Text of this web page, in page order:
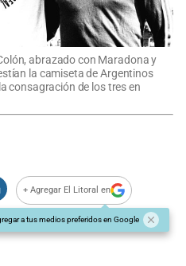
abrazado con Maradona y
la camiseta de Argentinos
consagración de los tres en
+ Agregar El Litoral en
a tus medios preferidos en Google